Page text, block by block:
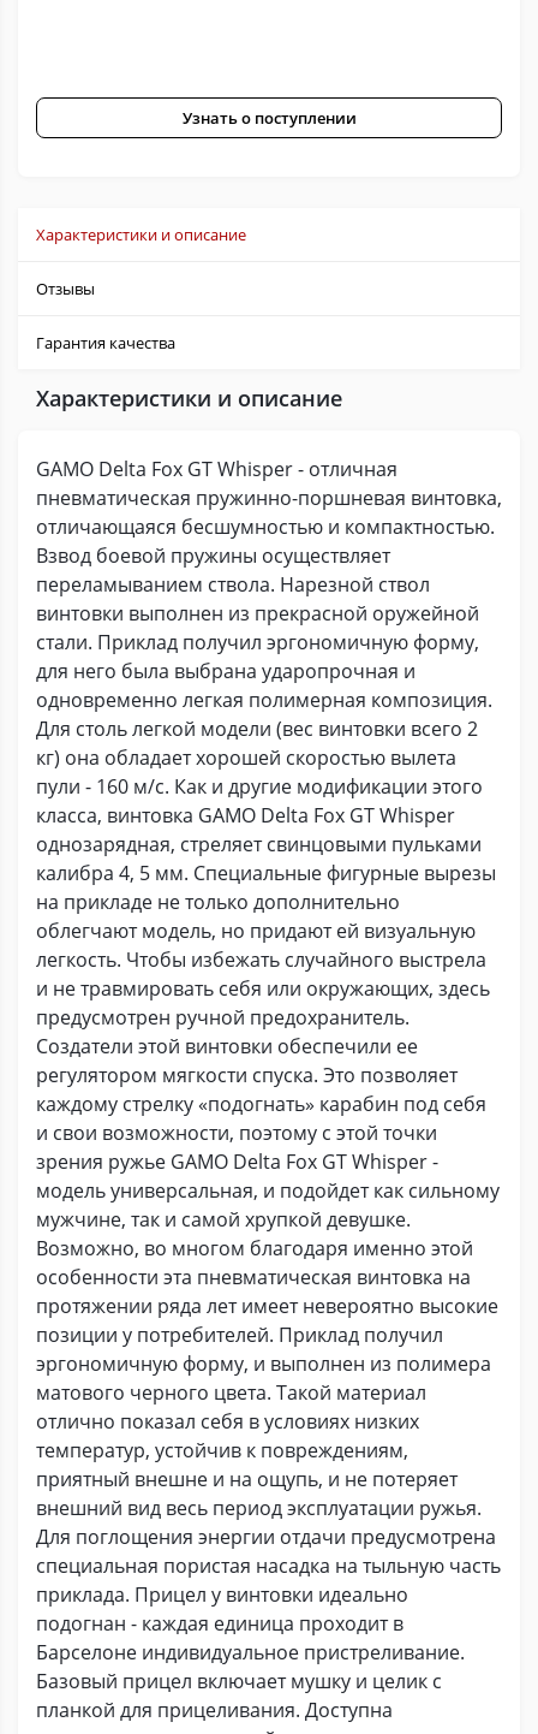
Узнать о поступлении
Характеристики и описание
Отзывы
Гарантия качества
Характеристики и описание
GAMO Delta Fox GT Whisper - отличная
пневматическая пружинно-поршневая винтовка,
отличающаяся бесшумностью и компактностью.
Взвод боевой пружины осуществляет
переламыванием ствола. Нарезной ствол
винтовки выполнен из прекрасной оружейной
стали. Приклад получил эргономичную форму,
для него была выбрана ударопрочная и
одновременно легкая полимерная композиция.
Для столь легкой модели (вес винтовки всего 2
кг) она обладает хорошей скоростью вылета
пули - 160 м/с. Как и другие модификации этого
класса, винтовка GAMO Delta Fox GT Whisper
однозарядная, стреляет свинцовыми пульками
калибра 4, 5 мм. Специальные фигурные вырезы
на прикладе не только дополнительно
облегчают модель, но придают ей визуальную
легкость. Чтобы избежать случайного выстрела
и не травмировать себя или окружающих, здесь
предусмотрен ручной предохранитель.
Создатели этой винтовки обеспечили ее
регулятором мягкости спуска. Это позволяет
каждому стрелку «подогнать» карабин под себя
и свои возможности, поэтому с этой точки
зрения ружье GAMO Delta Fox GT Whisper -
модель универсальная, и подойдет как сильному
мужчине, так и самой хрупкой девушке.
Возможно, во многом благодаря именно этой
особенности эта пневматическая винтовка на
протяжении ряда лет имеет невероятно высокие
позиции у потребителей. Приклад получил
эргономичную форму, и выполнен из полимера
матового черного цвета. Такой материал
отлично показал себя в условиях низких
температур, устойчив к повреждениям,
приятный внешне и на ощупь, и не потеряет
внешний вид весь период эксплуатации ружья.
Для поглощения энергии отдачи предусмотрена
специальная пористая насадка на тыльную часть
приклада. Прицел у винтовки идеально
подогнан - каждая единица проходит в
Барселоне индивидуальное пристреливание.
Базовый прицел включает мушку и целик с
планкой для прицеливания. Доступна